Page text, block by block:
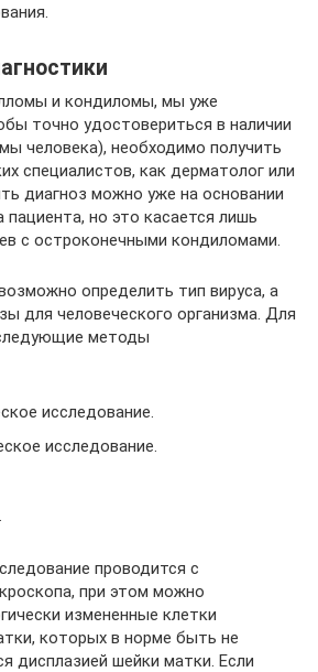
и кондиломы, мы уже
точно удостовериться в наличии
человека), необходимо получить
специалистов, как дерматолог или
диагноз можно уже на основании
пациента, но это касается лишь
с остроконечными кондиломами.
определить тип вируса, а
для человеческого организма. Для
методы
исследование.
исследование.
проводится с
при этом можно
измененные клетки
которых в норме быть не
дисплазией шейки матки. Если